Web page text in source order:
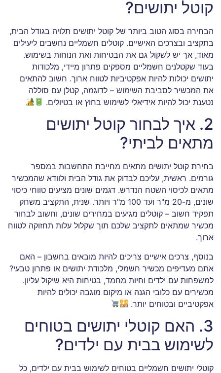
קוטל יתושים?
הבחירה בסוג הטוב ביותר של קוטל יתושים תלויה בגודל הבית,
בתקציב ובצרכים האישיים. קוטלים חשמליים נחשבים ליעילים
מאוד, אך יש לשקול גם את הבטיחות ואת הנוחות בשימוש.
בעוד שקטלנים חשמליים מספקים פתרון מיידי, מלכודות
יתושים יכולות להיות אפקטיביות לטווח ארוך. חשוב להתאים
את המכשיר לסביבת השימוש – לדוגמה, קטלן עם סוללה
נטענת יכול להיות אידיאלי לשימוש בחוץ או בטיולים.
2. איך לבחור קוטל יתושים
מתאים לביתי?
בחירת קוטל יתושים מתאים מחייבת התחשבות במספר
גורמים. ראשית, עליכם לבדוק את גודל הבית ולוודא שהמכשיר
מתאים לכיסוי השטח הנדרש. דגמים שונים מציעים טווחי כיסוי
שונים, מ-20 מ"ר ועד 100 מ"ר ויותר. שנית, התקציב משחק
תפקיד חשוב – קוטלים מגיעים במחירים שונים, וחשוב לבחור
מכשיר שמתאים לתקציב שלכם תוך שקלול עלות תחזוקה לטווח
ארוך.
בנוסף, צרכים אישיים צריכים להיות מובאים בחשבון – האם
אתם מעדיפים מכשיר חשמלי, מלכודת יתושים או פתרון טבעי?
למשפחות עם ילדים וחיות מחמד, בטיחות היא שיקול עליון.
מכשירים עם כלובי הגנה או מיקום מוגבה יכולים להיות
אפקטיביים ובטוחים יותר.
3. האם קוטלי יתושים בטוחים
לשימוש בבית עם ילדים?
קוטלי יתושים חשמליים בטוחים לשימוש בבית עם ילדים, כל